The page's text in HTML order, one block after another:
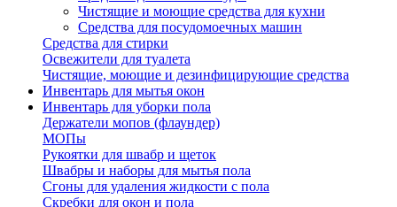
Чистящие и моющие средства для кухни
Средства для посудомоечных машин
Средства для стирки
Освежители для туалета
Чистящие, моющие и дезинфицирующие средства
Инвентарь для мытья окон
Инвентарь для уборки пола
Держатели мопов (флаундер)
МОПы
Рукоятки для швабр и щеток
Швабры и наборы для мытья пола
Сгоны для удаления жидкости с пола
Скребки для окон и пола